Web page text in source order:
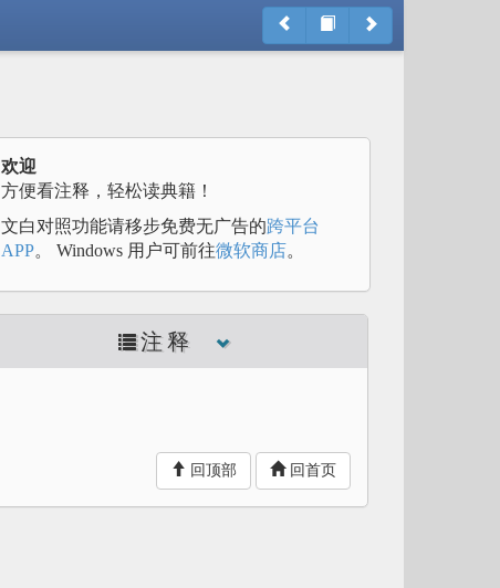
欢迎
方便看注释，轻松读典籍！
文白对照功能请移步免费无广告的跨平台
APP。 Windows 用户可前往微软商店。
注释
回顶部 回首页